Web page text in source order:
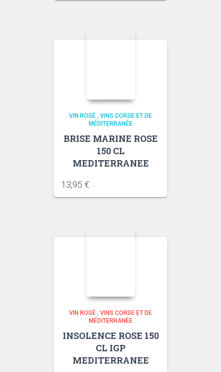
VIN ROSÉ , VINS CORSE ET DE
MÉDITERRANÉE
BRISE MARINE ROSE
150 CL
MEDITERRANEE
13,95 €
VIN ROSÉ
VINS CORSE ET DE
MÉDITERRANÉE
INSOLENCE ROSE 150
CL IGP
MEDITERRANEE